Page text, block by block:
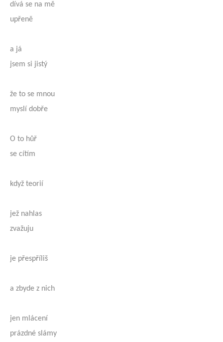
dívá se na mě
upřeně
a já
jsem si jistý
že to se mnou
myslí dobře
O to hůř
se cítím
když teorií
jež nahlas
zvažuju
je přespříliš
a zbyde z nich
jen mlácení
prázdné slámy